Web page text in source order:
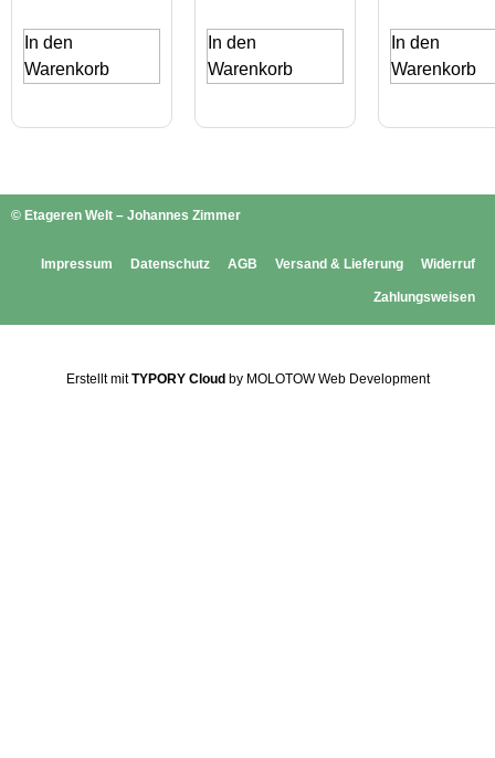
In den
Warenkorb
In den
Warenkorb
In den
Warenkorb
© Etageren Welt – Johannes Zimmer
Impressum Datenschutz AGB Versand & Lieferung Widerruf
Zahlungsweisen
Erstellt mitTYPORY Cloudby MOLOTOW Web Development